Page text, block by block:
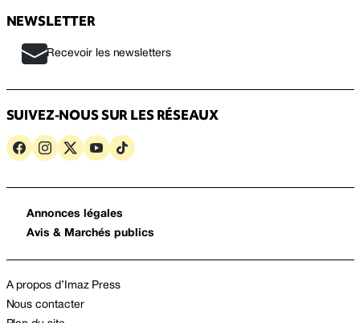
NEWSLETTER
Recevoir les newsletters
SUIVEZ-NOUS SUR LES RÉSEAUX
Annonces légales
Avis & Marchés publics
A propos d’Imaz Press
Nous contacter